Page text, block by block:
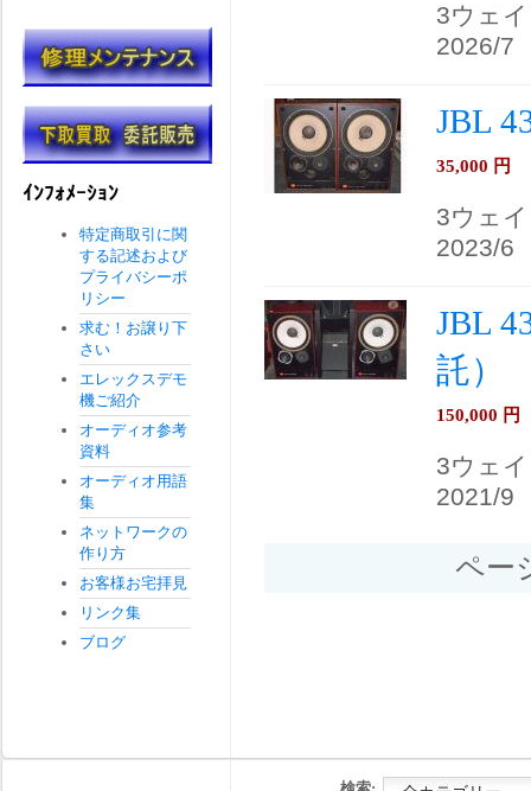
3ウェ
2026/7
JBL
35,000 円
3ウェ
2023/6
JBL
託）
150,000 円
3ウェ
2021/9
ペ
ｲﾝﾌｫﾒｰｼｮﾝ
特定商取引に関
する記述および
プライバシーポ
リシー
求む！お譲り下
さい
エレックスデモ
機ご紹介
オーディオ参考
資料
オーディオ用語
集
ネットワークの
作り方
お客様お宅拝見
リンク集
ブログ